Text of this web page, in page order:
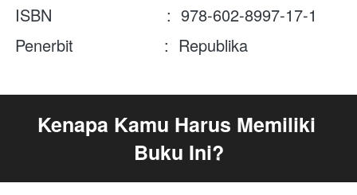
ISBN                        :  978-602-8997-17-1
Penerbit                   :  Republika
Kenapa Kamu Harus Memiliki
Buku Ini?